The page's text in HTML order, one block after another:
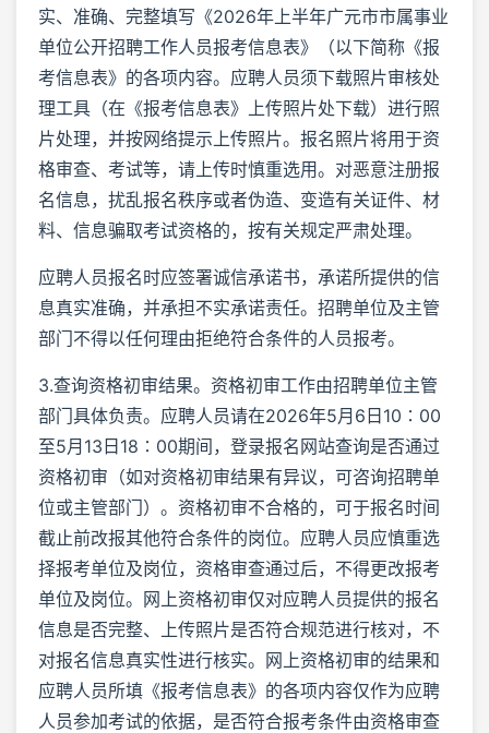
实、准确、完整填写《2026年上半年广元市市属事业
单位公开招聘工作人员报考信息表》（以下简称《报
考信息表》的各项内容。应聘人员须下载照片审核处
理工具（在《报考信息表》上传照片处下载）进行照
片处理，并按网络提示上传照片。报名照片将用于资
格审查、考试等，请上传时慎重选用。对恶意注册报
名信息，扰乱报名秩序或者伪造、变造有关证件、材
料、信息骗取考试资格的，按有关规定严肃处理。
应聘人员报名时应签署诚信承诺书，承诺所提供的信
息真实准确，并承担不实承诺责任。招聘单位及主管
部门不得以任何理由拒绝符合条件的人员报考。
3.查询资格初审结果。资格初审工作由招聘单位主管
部门具体负责。应聘人员请在2026年5月6日10∶00
至5月13日18∶00期间，登录报名网站查询是否通过
资格初审（如对资格初审结果有异议，可咨询招聘单
位或主管部门）。资格初审不合格的，可于报名时间
截止前改报其他符合条件的岗位。应聘人员应慎重选
择报考单位及岗位，资格审查通过后，不得更改报考
单位及岗位。网上资格初审仅对应聘人员提供的报名
信息是否完整、上传照片是否符合规范进行核对，不
对报名信息真实性进行核实。网上资格初审的结果和
应聘人员所填《报考信息表》的各项内容仅作为应聘
人员参加考试的依据，是否符合报考条件由资格审查